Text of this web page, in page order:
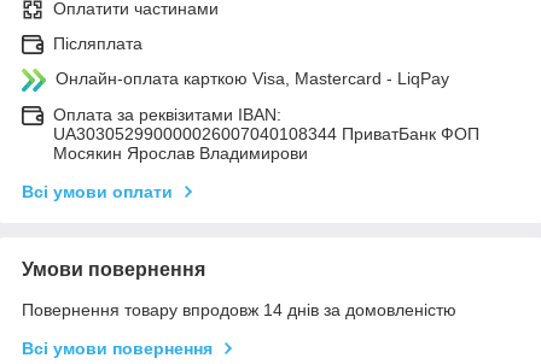
Оплатити частинами
Післяплата
Онлайн-оплата карткою Visa, Mastercard - LiqPay
Оплата за реквізитами IBAN:
UA303052990000026007040108344 ПриватБанк ФОП
Мосякин Ярослав Владимирови
Всі умови оплати
Умови повернення
Повернення товару впродовж 14 днів за домовленістю
Всі умови повернення